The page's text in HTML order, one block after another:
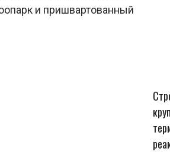
и пришвартованный